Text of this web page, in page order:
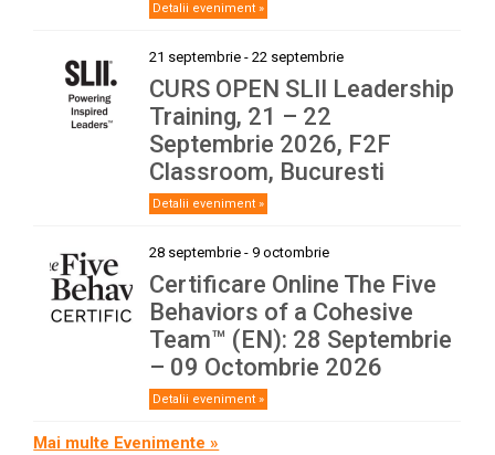
Detalii eveniment »
21 septembrie -22 septembrie
CURS OPEN SLII Leadership
Training, 21 – 22
Septembrie 2026, F2F
Classroom, Bucuresti
Detalii eveniment »
28 septembrie -9 octombrie
Certificare Online The Five
Behaviors of a Cohesive
Team™ (EN): 28 Septembrie
– 09 Octombrie 2026
Detalii eveniment »
Mai multe Evenimente »